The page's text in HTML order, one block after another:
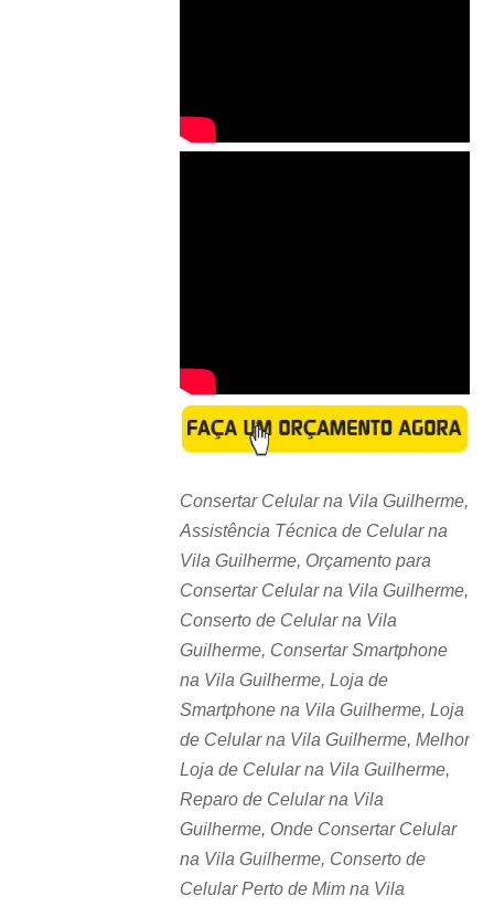
Consertar Celular na Vila Guilherme,
Assistência Técnica de Celular na
Vila Guilherme, Orçamento para
Consertar Celular na Vila Guilherme,
Conserto de Celular na Vila
Guilherme, Consertar Smartphone
na Vila Guilherme, Loja de
Smartphone na Vila Guilherme, Loja
de Celular na Vila Guilherme, Melhor
Loja de Celular na Vila Guilherme,
Reparo de Celular na Vila
Guilherme, Onde Consertar Celular
na Vila Guilherme, Conserto de
Celular Perto de Mim na Vila